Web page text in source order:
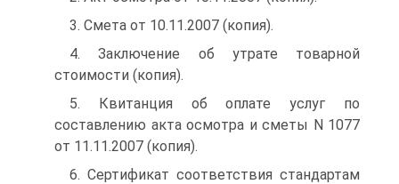
3. Смета от 10.11.2007 (копия).
4. Заключение об утрате товарной
стоимости (копия).
5. Квитанция об оплате услуг по
составлению акта осмотра и сметы N 1077
от 11.11.2007 (копия).
6. Сертификат соответствия стандартам